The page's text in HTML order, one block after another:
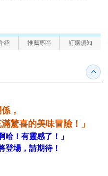
紹 推薦專區 訂購須知
收合
，
驚喜的美味冒險！」
哈！有靈感了！」
登場，請期待！